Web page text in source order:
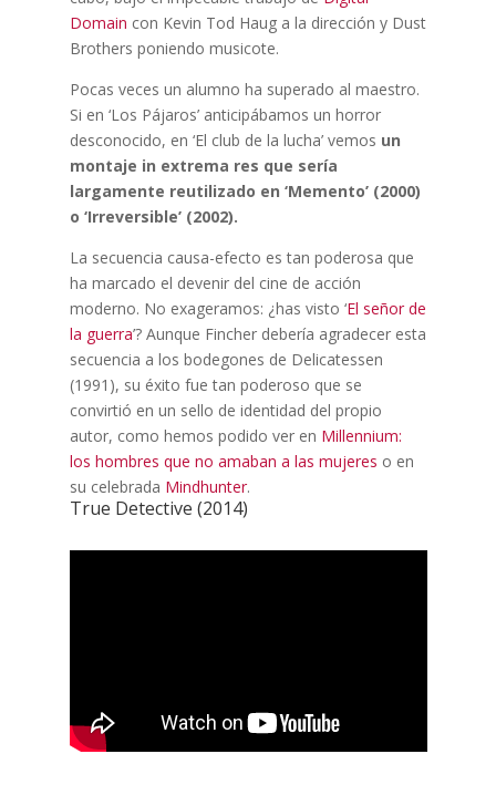
Domain con Kevin Tod Haug a la dirección y Dust
Brothers poniendo musicote.
Pocas veces un alumno ha superado al maestro.
Si en ‘Los Pájaros’ anticipábamos un horror
desconocido, en ‘El club de la lucha’ vemos un
montaje in extrema res que sería
largamente reutilizado en ‘Memento’ (2000)
o ‘Irreversible’ (2002).
La secuencia causa-efecto es tan poderosa que
ha marcado el devenir del cine de acción
moderno. No exageramos: ¿has visto ‘El señor de
la guerra’? Aunque Fincher debería agradecer esta
secuencia a los bodegones de Delicatessen
(1991), su éxito fue tan poderoso que se
convirtió en un sello de identidad del propio
autor, como hemos podido ver en Millennium:
los hombres que no amaban a las mujeres o en
su celebrada Mindhunter.
True Detective (2014)